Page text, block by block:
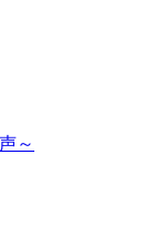
～